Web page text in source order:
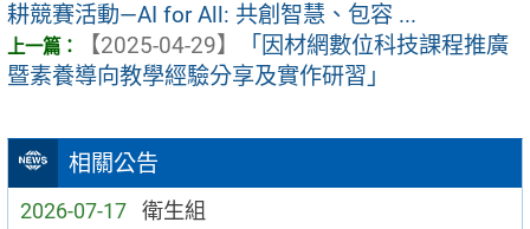
相關公告
2026-07-17 衛生組
耕競賽活動—AI for All: 共創智慧、包容 ...
【2025-04-29】
「因材網數位科技課程推廣
暨素養導向教學經驗分享及實作研習」